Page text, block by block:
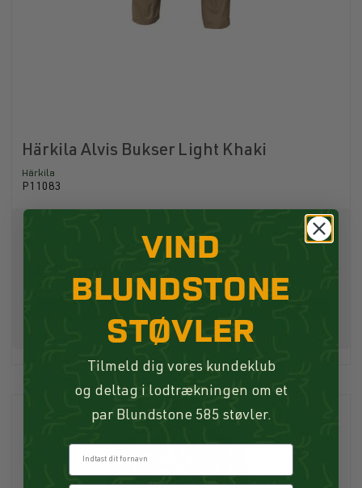
Härkila Alvis Bukser Light Khaki
Härkila
P11083
499,03 DKK
VIND
BLUNDSTONE
STØVLER
Tilmeld dig vores kundeklub
og deltag i lodtrækningen om et
par Blundstone 585 støvler.
Fornavn